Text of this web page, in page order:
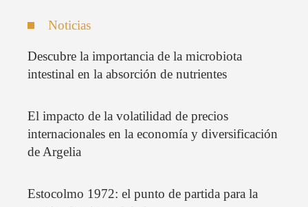
Noticias
Descubre la importancia de la microbiota
intestinal en la absorción de nutrientes
El impacto de la volatilidad de precios
internacionales en la economía y diversificación
de Argelia
Estocolmo 1972: el punto de partida para la